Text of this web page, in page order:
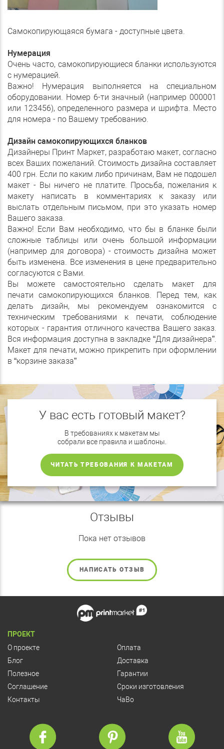
Самокопирующаяся бумага - доступные цвета.
Нумерация
Очень часто, самокопирующиеся бланки используются
с нумерацией.
Важно! Нумерация выполняется на специальном
оборудовании. Номер 6-ти значный (например 000001
или 123456), определенного размера и шрифта. Место
для номера - по Вашему требованию.
Дизайн самокопирующихся бланков
Дизайнеры Принт Маркет, разработаю макет, согласно
всех Ваших пожеланий. Стоимость дизайна составляет
400 грн. Если по каким либо причинам, Вам не подошел
макет - Вы ничего не платите. Просьба, пожелания к
макету написать в комментариях к заказу или
выслать отдельным письмом, при это указать номер
Вашего заказа.
Важно! Если Вам необходимо, что бы в бланке были
сложные таблицы или очень большой информации
(например для договора) - стоимость дизайна может
быть изменена. Все изменения в цене предварительно
согласуются с Вами.
Вы можете самостоятельно сделать макет для
печати самокопирующихся бланков. Перед тем, как
делать дизайн, мы рекомендуем ознакомится с
техническим требованиями к печати, соблюдение
которых - гарантия отличного качества Вашего заказ.
Вся информация доступна в закладке “Для дизайнера”.
Макет для печати, можно прикрепить при оформлении
в “корзине заказа”
У вас есть готовый макет?
В требованиях к макетам мы
собрали все правила и шаблоны.
ЧИТАТЬ ТРЕБОВАНИЯ К МАКЕТАМ
Отзывы
Пока нет отзывов
НАПИСАТЬ ОТЗЫВ
ПРОЕКТ
О проекте
Блог
Полезное
Соглашение
Контакты
Оплата
Доставка
Гарантии
Сроки изготовления
ЧаВо